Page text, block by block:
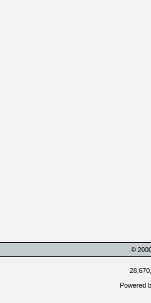
©
Powered